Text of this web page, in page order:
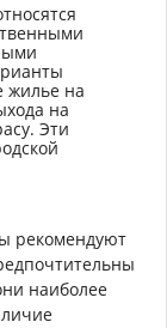
жилье на
на
Эти
рекомендуют
наиболее